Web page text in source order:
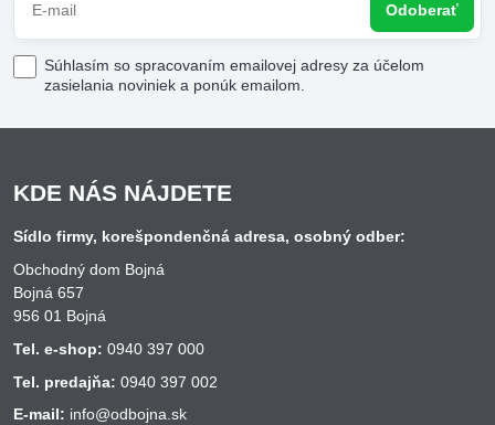
Odoberať
Súhlasím so spracovaním emailovej adresy za účelom
zasielania noviniek a ponúk emailom.
KDE NÁS NÁJDETE
Sídlo firmy, korešpondenčná adresa, osobný odber:
Obchodný dom Bojná
Bojná 657
956 01 Bojná
Tel. e-shop: 0940 397 000
Tel. predajňa: 0940 397 002
E-mail: info@odbojna.sk